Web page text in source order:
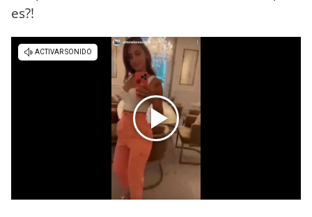
es?!